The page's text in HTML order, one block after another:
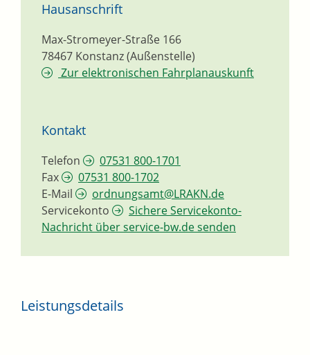
Hausanschrift
Max-Stromeyer-Straße 166
78467 Konstanz (Außenstelle)
Zur elektronischen Fahrplanauskunft
Kontakt
Telefon
07531 800-1701
Fax
07531 800-1702
E-Mail
ordnungsamt@LRAKN.de
Servicekonto
Sichere Servicekonto-
Nachricht über service-bw.de senden
Leistungsdetails